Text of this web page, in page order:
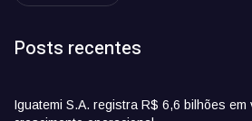
Posts recentes
Iguatemi S.A. registra R$ 6,6 bilhões em